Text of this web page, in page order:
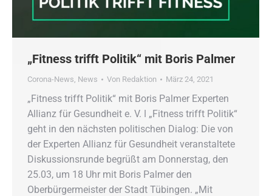
„Fitness trifft Politik“ mit Boris Palmer
Corona-News News Von Redaktion März 24, 2021
„Fitness trifft Politik“ mit Boris Palmer Experten
Allianz für Gesundheit e. V. ǀ „Fitness trifft Politik“
geht in den nächsten politischen Dialog: Die von
der Experten Allianz für Gesundheit veranstaltete
Diskussionsrunde begrüßt am Donnerstag, den
25.03, um 18 Uhr mit Boris Palmer den
Oberbürgermeister der Stadt Tübingen. „Mit